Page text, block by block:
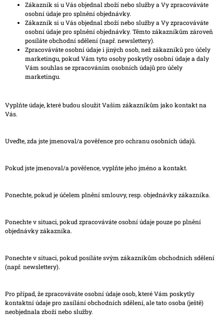
Zákazník si u Vás objednal zboží nebo služby a Vy zpracováváte
osobní údaje pro splnění objednávky.
Zákazník si u Vás objednal zboží nebo služby a Vy zpracováváte
osobní údaje pro splnění objednávky. Těmto zákazníkům zároveň
posíláte obchodní sdělení (např. newslettery).
Zpracováváte osobní údaje i jiných osob, než zákazníků pro účely
marketingu, pokud Vám tyto osoby poskytly osobní údaje a daly
Vám souhlas se zpracováním osobních údajů pro účely
marketingu.
Vyplňte údaje, které budou sloužit Vašim zákazníkům jako kontakt na
Vás.
Uveďte, zda jste jmenoval/a pověřence pro ochranu osobních údajů.
Pokud jste jmenoval/a pověřence, vyplňte jeho jméno a kontakt.
Ponechte, pokud je účelem plnění smlouvy, resp. objednávky zákazníka.
Ponechte v situaci, pokud zpracováváte osobní údaje pouze po plnění
objednávky zákazníka.
Ponechte v situaci, pokud posíláte svým zákazníkům obchodních sdělení
(např. newslettery).
Pro případ, že zpracováváte osobní údaje osob, které Vám poskytly
kontaktní údaje pro zasílání obchodních sdělení, ale tato osoba (ještě)
neobjednala zboží nebo služby.